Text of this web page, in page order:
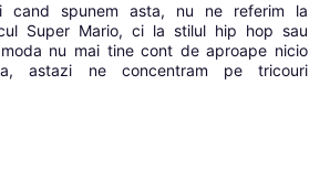
spunem asta, nu ne referim la
Super Mario, ci la stilul hip hop sau
nu mai tine cont de aproape nicio
astazi ne concentram pe tricouri